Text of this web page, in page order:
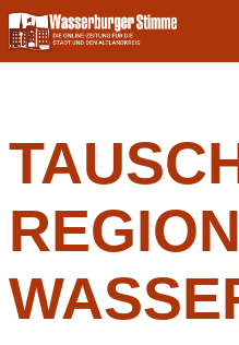
Skip
to
content
REGION